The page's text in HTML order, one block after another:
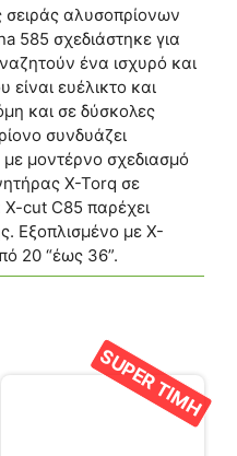
σειράς αλυσοπρίονων
585 σχεδιάστηκε για
ένα ισχυρό και
ευέλικτο και
και σε δύσκολες
συνδυάζει
μοντέρνο σχεδιασμό
X-Torq σε
cut C85 παρέχει
Εξοπλισμένο με X-
20 “έως 36”.
SUPER ΤΙΜΗ